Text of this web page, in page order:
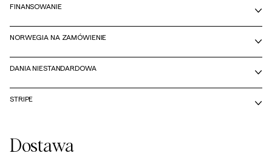
Bielizna
FINANSOWANIE
NORWEGIA NA ZAMÓWIENIE
DANIA NIESTANDARDOWA
STRIPE
Dostawa